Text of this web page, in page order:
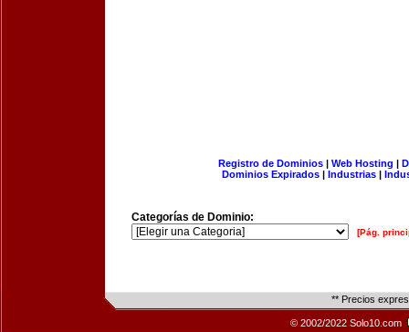
Registro de Dominios| Web Hosting |
Dominios Expirados | Industrias |
Categorías de Dominio:
[Pág.
** Precios
© 2002/2022 Solo10.com